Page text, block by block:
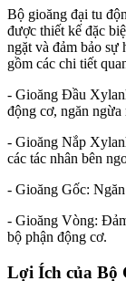
Bộ gioăng đại tu
được thiết kế đặc
ngặt và đảm bảo sự
gồm các chi tiết
- Gioăng Đầu
động cơ, ngăn
- Gioăng Nắp
các tác nhân bên
- Gioăng Gốc:
- Gioăng Vòng:
bộ phận động cơ.
Lợi Ích của Bộ